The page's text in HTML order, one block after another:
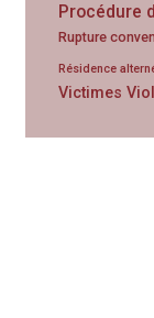
Procédure
Rupture
Résidence
Victimes